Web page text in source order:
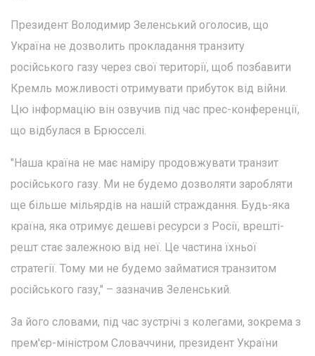
Президент Володимир Зеленський оголосив, що
Україна не дозволить прокладання транзиту
російського газу через свої території, щоб позбавити
Кремль можливості отримувати прибуток від війни.
Цю інформацію він озвучив під час прес-конференції,
що відбулася в Брюсселі.
"Наша країна не має наміру продовжувати транзит
російського газу. Ми не будемо дозволяти заробляти
ще більше мільярдів на нашій страждання. Будь-яка
країна, яка отримує дешеві ресурси з Росії, врешті-
решт стає залежною від неї. Це частина їхньої
стратегії. Тому ми не будемо займатися транзитом
російського газу," – зазначив Зеленський.
За його словами, під час зустрічі з колегами, зокрема з
прем'єр-міністром Словаччини, президент України